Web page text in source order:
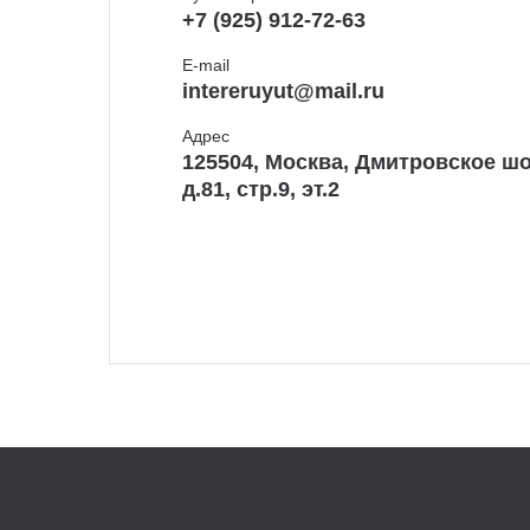
+7 (925) 912-72-63
E-mail
intereruyut@mail.ru
Адрес
125504, Москва, Дмитровское
д.81, стр.9, эт.2